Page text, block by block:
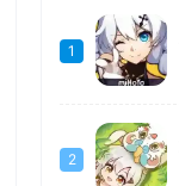
1
2